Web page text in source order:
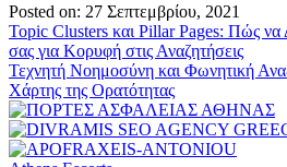
Posted on: 27 Σεπτεμβρίου, 2021
Πλοήγηση
άρθρων
Topic Clusters και Pillar Pages: Πώς να
σας για Κορυφή στις Αναζητήσεις
Τεχνητή Νοημοσύνη και Φωνητική
Χάρτης της Ορατότητας